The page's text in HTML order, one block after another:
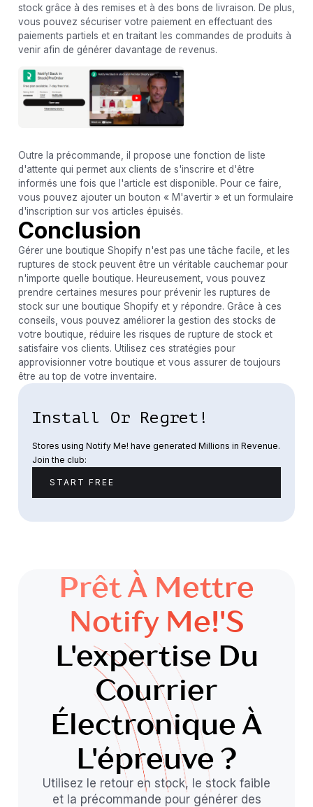
stock grâce à des remises et à des bons de livraison. De plus,
vous pouvez sécuriser votre paiement en effectuant des
paiements partiels et en traitant les commandes de produits à
venir afin de générer davantage de revenus.
Outre la précommande, il propose une fonction de liste
d'attente qui permet aux clients de s'inscrire et d'être
informés une fois que l'article est disponible. Pour ce faire,
vous pouvez ajouter un bouton « M'avertir » et un formulaire
d'inscription sur vos articles épuisés.
Conclusion
Gérer une boutique Shopify n'est pas une tâche facile, et les
ruptures de stock peuvent être un véritable cauchemar pour
n'importe quelle boutique. Heureusement, vous pouvez
prendre certaines mesures pour prévenir les ruptures de
stock sur une boutique Shopify et y répondre. Grâce à ces
conseils, vous pouvez améliorer la gestion des stocks de
votre boutique, réduire les risques de rupture de stock et
satisfaire vos clients. Utilisez ces stratégies pour
approvisionner votre boutique et vous assurer de toujours
être au top de votre inventaire.
Install Or Regret!
Stores using Notify Me! have generated Millions in Revenue.
Join the club:
START FREE
Prêt À Mettre
Notify Me!'s
L'expertise Du
Courrier
Électronique À
L'épreuve ?
Utilisez le retour en stock, le stock faible
et la précommande pour générer des